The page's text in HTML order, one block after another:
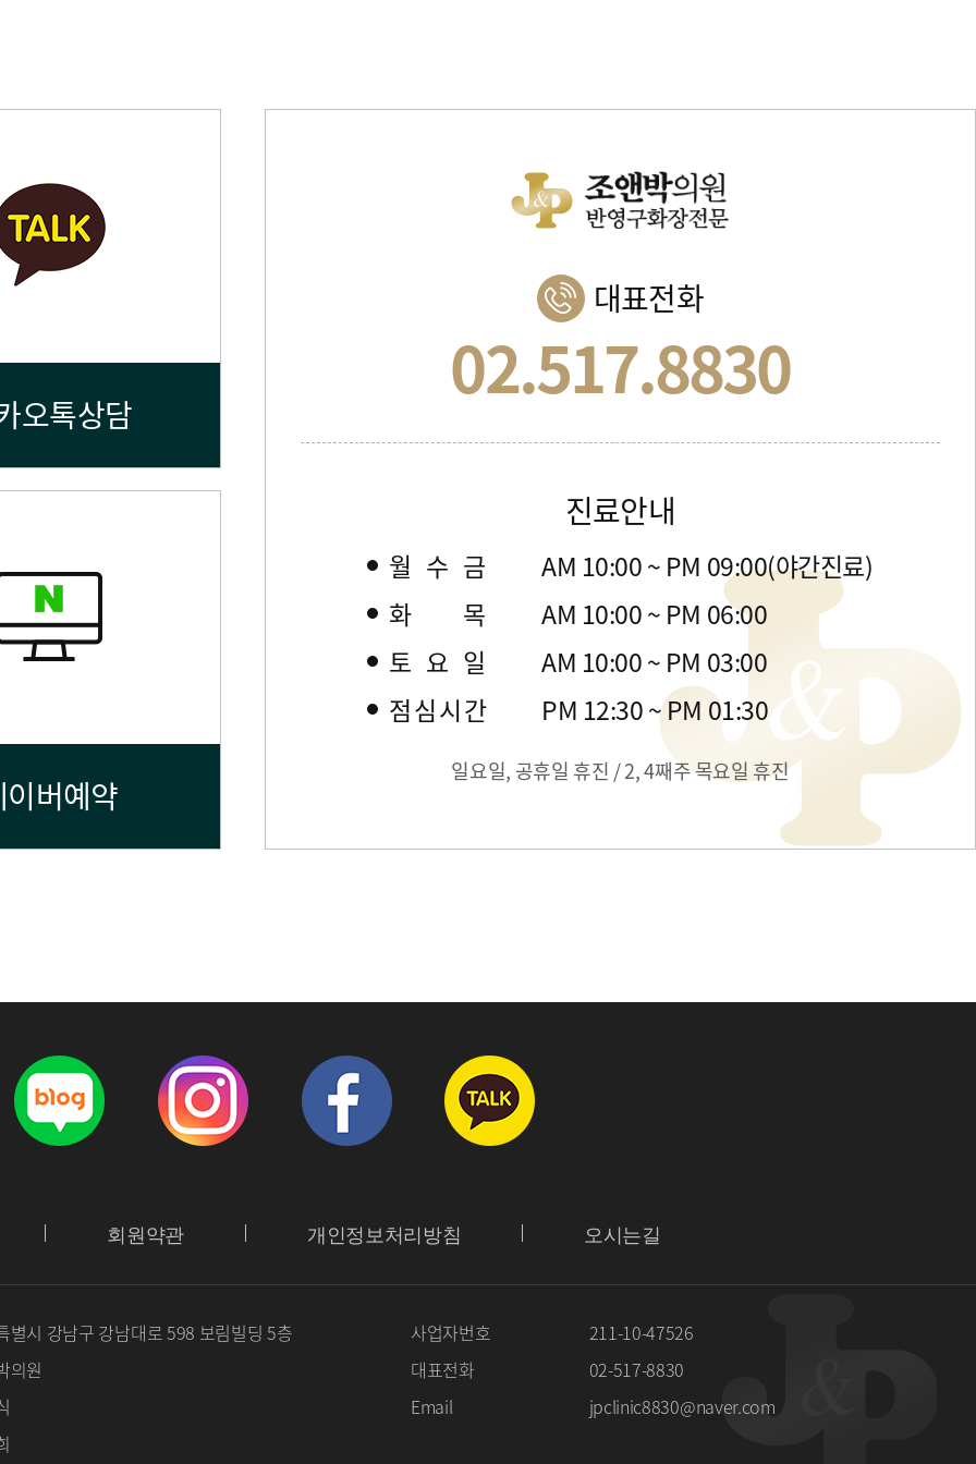
오톡상담
버예약
대표전화
02.517.8830
진료안내
월수금
AM 10:00 ~ PM 09:00(야간진료)
화목
AM 10:00 ~ PM 06:00
토요일
AM 10:00 ~ PM 03:00
점심시간
PM 12:30 ~ PM 01:30
일요일, 공휴일 휴진 / 2, 4째주 목요일 휴진
회원약관 개인정보처리방침 오시는길
별시 강남구 강남대로 598 보림빌딩 5층 사업자번호
211-10-47526
의원
대표전화
02-517-8830
Email
jpclinic8830@naver.com